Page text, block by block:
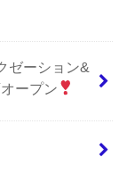
ゼーション&
ープン